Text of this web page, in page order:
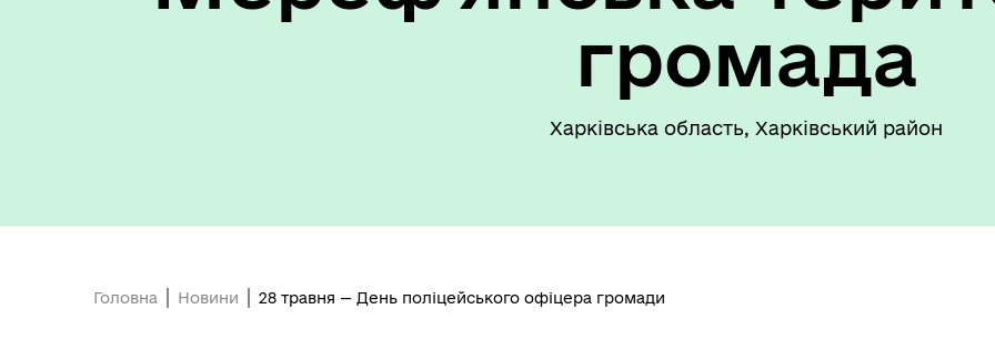
громада
Харківська область, Харківський район
Головна Новини 28 травня — День поліцейського офіцера громади